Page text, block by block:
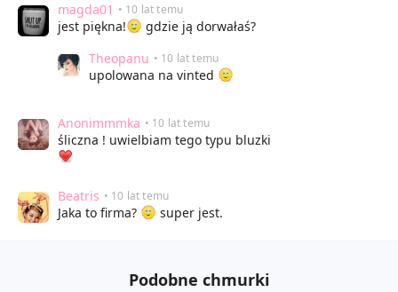
magda01 • 10 lat temu
jest piękna!
gdzie ją dorwałaś?
Theopanu • 10 lat temu
upolowana na vinted
Anonimmmka • 10 lat temu
śliczna ! uwielbiam tego typu bluzki
Beatris • 10 lat temu
Jaka to firma? super jest.
Podobne chmurki